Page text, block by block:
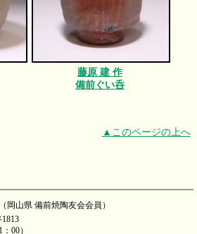
藤原 建 作
備前ぐい呑
▲このページの上へ
（岡山県 備前焼陶友会会員）
00）